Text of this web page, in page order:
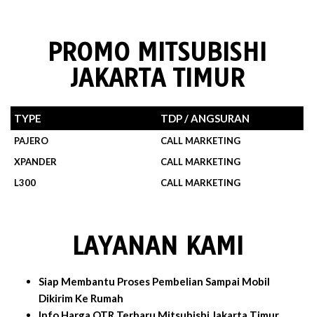
PROMO MITSUBISHI
JAKARTA TIMUR
TYPE TDP / ANGSURAN
PAJERO
CALL MARKETING
XPANDER
CALL MARKETING
L300
CALL MARKETING
LAYANAN KAMI
Siap Membantu Proses Pembelian Sampai Mobil
Dikirim Ke Rumah